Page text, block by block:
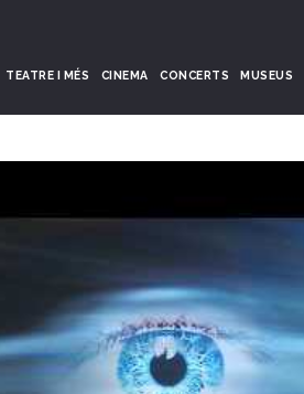
TEATRE I MÉS CINEMA CONCERTS MUSEUS